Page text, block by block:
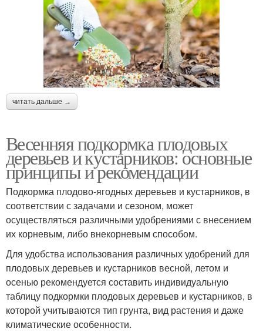
читать дальше →
Весенняя подкормка плодовых
деревьев и кустарников: основные
принципы и рекомендации
Подкормка плодово-ягодных деревьев и кустарников, в
соответствии с задачами и сезоном, может
осуществляться различными удобрениями с внесением
их корневым, либо внекорневым способом.
Для удобства использования различных удобрений для
плодовых деревьев и кустарников весной, летом и
осенью рекомендуется составить индивидуальную
таблицу подкормки плодовых деревьев и кустарников, в
которой учитываются тип грунта, вид растения и даже
климатические особенности.